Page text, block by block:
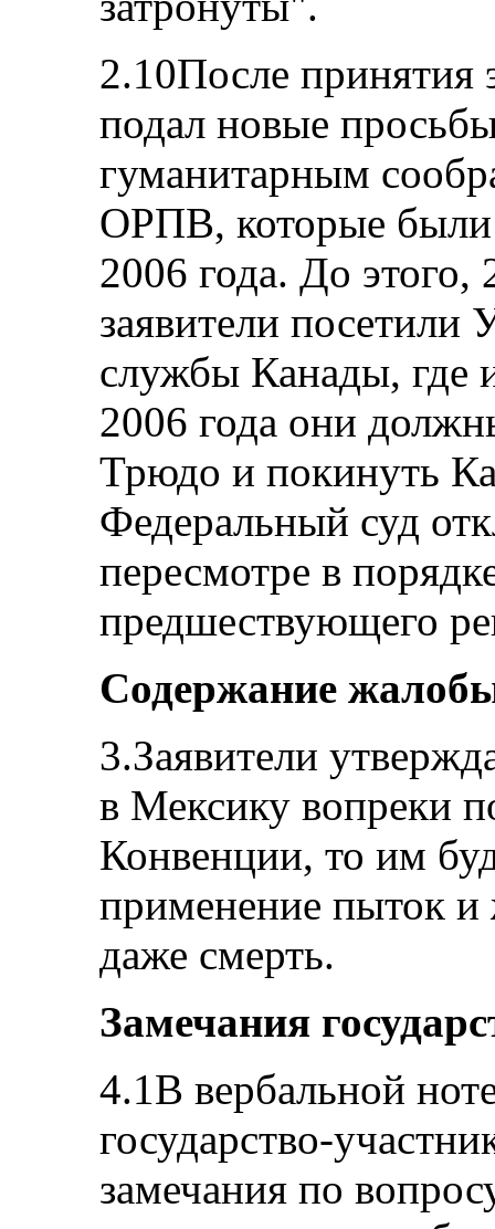
2.10После принятия
подал новые
гуманитарным
ОРПВ, которые были
2006 года. До этого,
заявители посетили
службы Канады, где
2006 года они
Трюдо и покинуть
Федеральный суд
пересмотре в
предшествующего
Содержание
3.Заявители
в Мексику вопреки
Конвенции, то им
применение пыток и
даже смерть.
Замечания
4.1В вербальной
государство-
замечания по